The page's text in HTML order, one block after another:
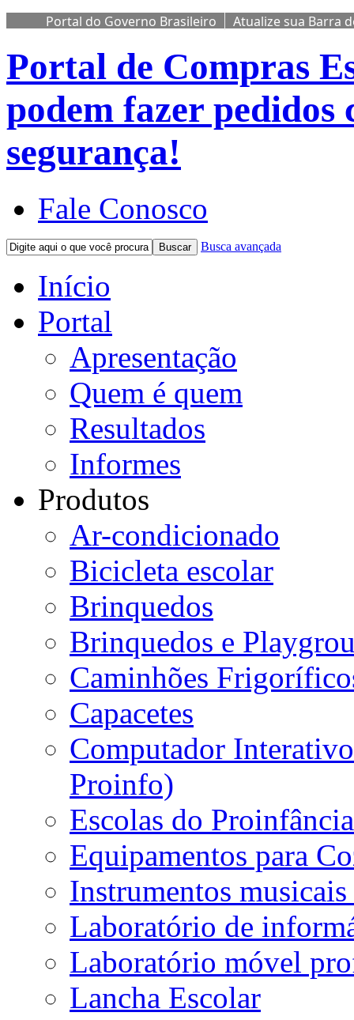
Portal do Governo Brasileiro Atualize sua Barra
Portal de Compras
podem fazer pedidos
segurança!
Fale Conosco
Buscar Busca avançada
Início
Portal
Apresentação
Quem é quem
Resultados
Informes
Produtos
Ar-condicionado
Bicicleta escolar
Brinquedos
Brinquedos e
Caminhões
Capacetes
Computador
Proinfo)
Escolas do
Equipamentos para
Instrumentos
Laboratório de
Laboratório móvel
Lancha Escolar